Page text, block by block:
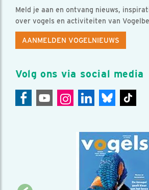
Meld je aan en ontvang nieuws,
over vogels en activiteiten van
AANMELDEN VOGELNIEUWS
Volg ons via social media